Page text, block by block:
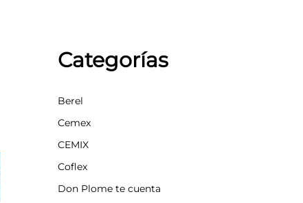
Categorías
Berel
Cemex
CEMIX
Coflex
Don Plome te cuenta